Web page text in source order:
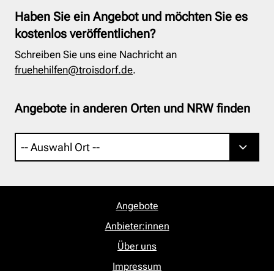
Haben Sie ein Angebot und möchten Sie es
kostenlos veröffentlichen?
Schreiben Sie uns eine Nachricht an
fruehehilfen@troisdorf.de.
Angebote in anderen Orten und NRW finden
Angebote
Anbieter:innen
Über uns
Impressum